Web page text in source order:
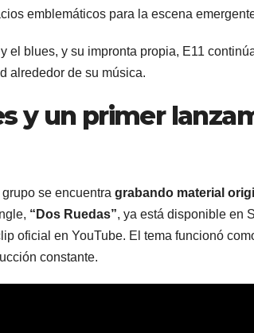
emblemáticos para la escena
el blues, y su impronta propia, E11
alrededor de su música.
y un primer
se encuentra grabando material
“Dos Ruedas”, ya está disponible en
oficial en YouTube. El tema funcionó
constante.